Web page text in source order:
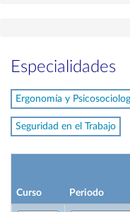
Especialidades
Ergonomía y
Seguridad en el Trabajo
Curso Periodo